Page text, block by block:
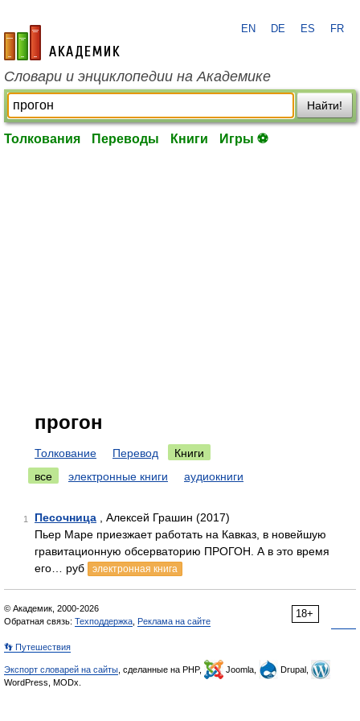
academic.ru
EN DE ES FR
Словари и энциклопедии на Академике
Найти!
Толкования Переводы Книги Игры ⚽
прогон
Толкование Перевод
Книги
все
электронные книги аудиокниги
1 Песочница , Алексей Грашин (2017)
Пьер Маре приезжает работать на Кавказ, в новейшую
гравитационную обсерваторию ПРОГОН. А в это время
его… руб
электронная книга
18+
© Академик, 2000-2026
Обратная связь: Техподдержка Реклама на сайте
👣 Путешествия
Экспорт словарей на сайты , сделанные на PHP, Joomla,
Drupal,
WordPress, MODx.